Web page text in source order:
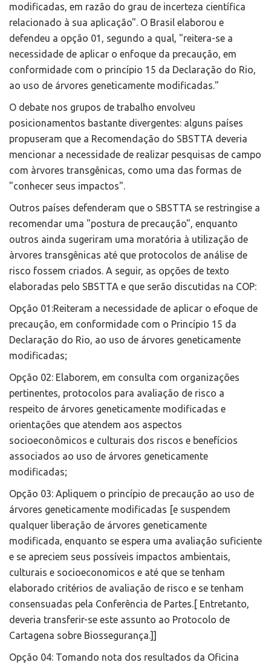
modificadas, em razão do grau de incerteza científica
relacionado à sua aplicação". O Brasil elaborou e
defendeu a opção 01, segundo a qual, "reitera-se a
necessidade de aplicar o enfoque da precaução, em
conformidade com o princípio 15 da Declaração do Rio,
ao uso de árvores geneticamente modificadas."
O debate nos grupos de trabalho envolveu
posicionamentos bastante divergentes: alguns países
propuseram que a Recomendação do SBSTTA deveria
mencionar a necessidade de realizar pesquisas de campo
com àrvores transgênicas, como uma das formas de
"conhecer seus impactos".
Outros países defenderam que o SBSTTA se restringise a
recomendar uma "postura de precaução", enquanto
outros ainda sugeriram uma moratória à utilização de
àrvores transgênicas até que protocolos de análise de
risco fossem criados. A seguir, as opções de texto
elaboradas pelo SBSTTA e que serão discutidas na COP:
Opção 01:Reiteram a necessidade de aplicar o efoque de
precaução, em conformidade com o Princípio 15 da
Declaração do Rio, ao uso de árvores geneticamente
modificadas;
Opção 02: Elaborem, em consulta com organizações
pertinentes, protocolos para avaliação de risco a
respeito de árvores geneticamente modificadas e
orientações que atendem aos aspectos
socioeconômicos e culturais dos riscos e benefícios
associados ao uso de árvores geneticamente
modificadas;
Opção 03: Apliquem o princípio de precaução ao uso de
árvores geneticamente modificadas [e suspendem
qualquer liberação de árvores geneticamente
modificada, enquanto se espera uma avaliação suficiente
e se apreciem seus possíveis impactos ambientais,
culturais e socioeconomicos e até que se tenham
elaborado critérios de avaliação de risco e se tenham
consensuadas pela Conferência de Partes.[ Entretanto,
deveria transferir-se este assunto ao Protocolo de
Cartagena sobre Biossegurança.]]
Opção 04: Tomando nota dos resultados da Oficina